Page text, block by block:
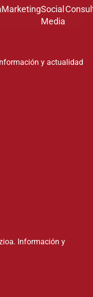
MarketingSocial
Media
y actualidad
Información y